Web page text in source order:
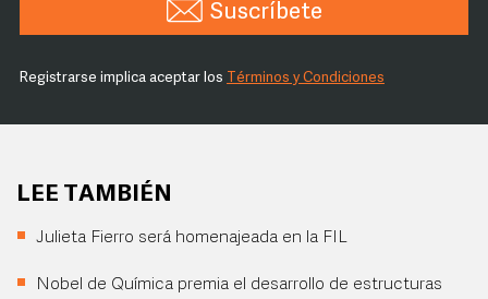
Suscríbete
Registrarse implica aceptar los Términos y Condiciones
LEE TAMBIÉN
Julieta Fierro será homenajeada en la FIL
Nobel de Química premia el desarrollo de estructuras